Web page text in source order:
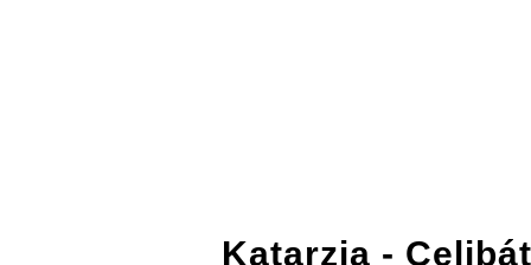
Katarzia - Celibát